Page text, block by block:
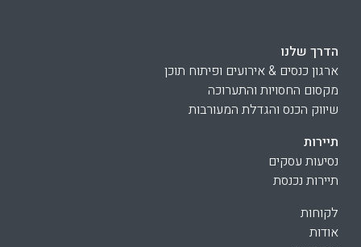
הדרך שלנו
ארגון כנסים & אירועים ופיתוח תוכן
מקסום החסויות והתערוכה
שיווק הכנס והגדלת המעורבות
תיירות
נסיעות עסקים
תיירות נכנסת
לקוחות
אודות